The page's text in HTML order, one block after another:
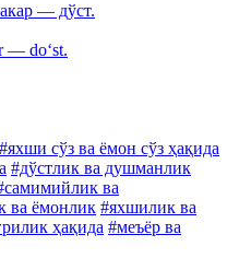
— дўст.
— do‘st.
#яхши сўз ва ёмон сўз ҳақида
#дўстлик ва душманлик
ва
ва ёмонлик #яхшилик ва
ҳақида #меъёр ва